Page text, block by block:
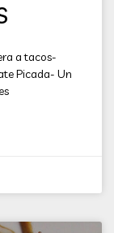
a tacos-
Picada- Un